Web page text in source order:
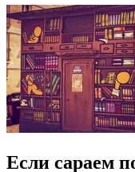
Если сараем